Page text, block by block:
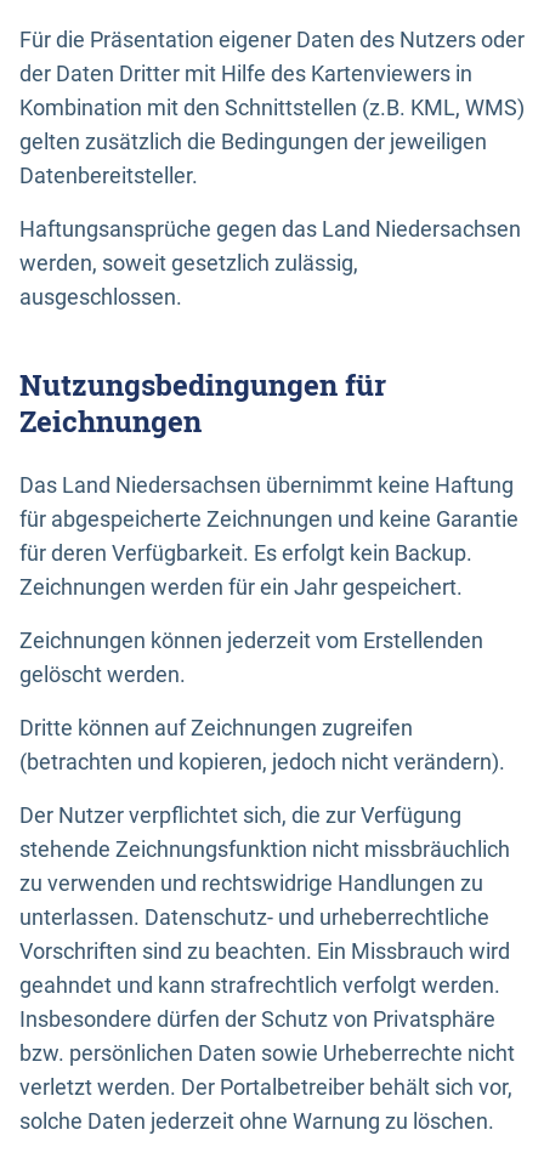
Für die Präsentation eigener Daten des Nutzers oder
der Daten Dritter mit Hilfe des Kartenviewers in
Kombination mit den Schnittstellen (z.B. KML, WMS)
gelten zusätzlich die Bedingungen der jeweiligen
Datenbereitsteller.
Haftungsansprüche gegen das Land Niedersachsen
werden, soweit gesetzlich zulässig,
ausgeschlossen.
Nutzungsbedingungen für
Zeichnungen
Das Land Niedersachsen übernimmt keine Haftung
für abgespeicherte Zeichnungen und keine Garantie
für deren Verfügbarkeit. Es erfolgt kein Backup.
Zeichnungen werden für ein Jahr gespeichert.
Zeichnungen können jederzeit vom Erstellenden
gelöscht werden.
Dritte können auf Zeichnungen zugreifen
(betrachten und kopieren, jedoch nicht verändern).
Der Nutzer verpflichtet sich, die zur Verfügung
stehende Zeichnungsfunktion nicht missbräuchlich
zu verwenden und rechtswidrige Handlungen zu
unterlassen. Datenschutz- und urheberrechtliche
Vorschriften sind zu beachten. Ein Missbrauch wird
geahndet und kann strafrechtlich verfolgt werden.
Insbesondere dürfen der Schutz von Privatsphäre
bzw. persönlichen Daten sowie Urheberrechte nicht
verletzt werden. Der Portalbetreiber behält sich vor,
solche Daten jederzeit ohne Warnung zu löschen.